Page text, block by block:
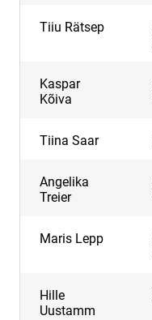
Tiiu Rätsep
Kaspar
Kõiva
Tiina Saar
Angelika
Treier
Maris Lepp
Hille
Uustamm